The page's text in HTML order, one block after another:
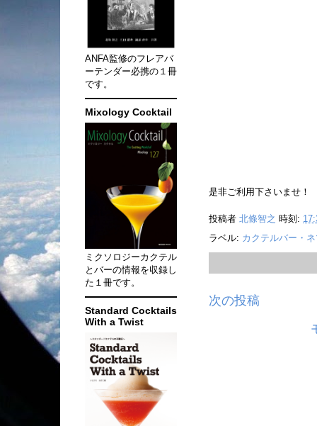
是非ご利用下さいませ！
投稿者 北條智之 時刻:
ラベル: カクテルバー・
次の投稿
ANFA監修のフレアバ
ーテンダー必携の１冊
です。
Mixology Cocktail
ミクソロジーカクテル
とバーの情報を収録し
た１冊です。
Standard Cocktails
With a Twist